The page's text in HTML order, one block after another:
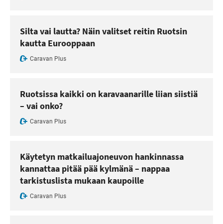
Silta vai lautta? Näin valitset reitin Ruotsin
kautta Eurooppaan
Caravan Plus
Ruotsissa kaikki on karavaanarille liian siistiä
– vai onko?
Caravan Plus
Käytetyn matkailuajoneuvon hankinnassa
kannattaa pitää pää kylmänä – nappaa
tarkistuslista mukaan kaupoille
Caravan Plus